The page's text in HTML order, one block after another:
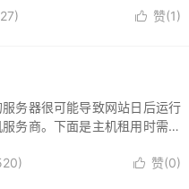
 赞(1)
务器很可能导致网站日后运行
务商。下面是主机租用时需要
 赞(0)